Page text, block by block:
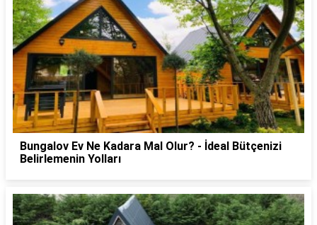
Bungalov Ev Ne Kadara Mal Olur? - İdeal Bütçenizi
Belirlemenin Yolları